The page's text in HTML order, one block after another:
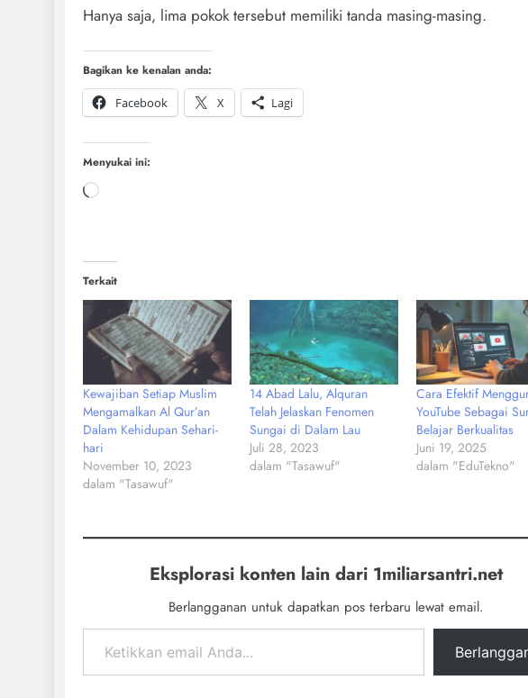
Hanya saja, lima pokok tersebut memiliki tanda masing-masing.
Bagikan ke kenalan anda:
Facebook
X Lagi
Menyukai ini:
Terkait
Kewajiban Setiap Muslim
Mengamalkan Al Qur’an
Dalam Kehidupan Sehari-
hari
November 10, 2023
dalam "Tasawuf"
14 Abad Lalu, Alquran
Telah Jelaskan Fenomen
Sungai di Dalam Lau
Juli 28, 2023
dalam "Tasawuf"
Cara Efektif
YouTube Sebagai
Belajar Berkualitas
Juni 19, 2025
dalam "EduTekno"
Eksplorasi konten lain dari 1miliarsantri.net
Berlangganan untuk dapatkan pos terbaru lewat email.